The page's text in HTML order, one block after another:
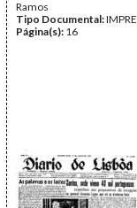
Ramos
Tipo Documental:
Página(s): 16